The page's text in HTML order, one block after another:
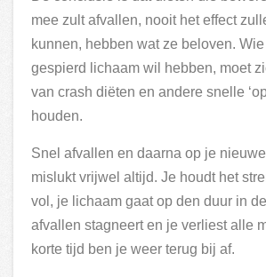
mee zult afvallen, nooit het effect
kunnen, hebben wat ze beloven.
gespierd lichaam wil hebben, moet
van crash diëten en andere snelle
houden.
Snel afvallen en daarna op je
mislukt vrijwel altijd. Je houdt het
vol, je lichaam gaat op den duur in
afvallen stagneert en je verliest alle
korte tijd ben je weer terug bij af.